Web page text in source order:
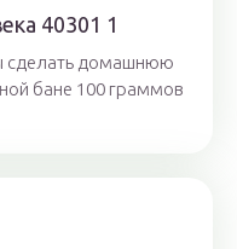
40301 1
сделать домашнюю
бане 100 граммов